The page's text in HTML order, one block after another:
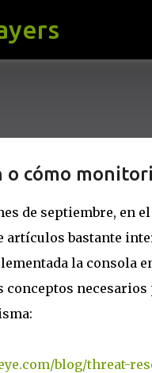
o cómo
de septiembre, en
artículos bastante
la consola
conceptos
blog/threat-